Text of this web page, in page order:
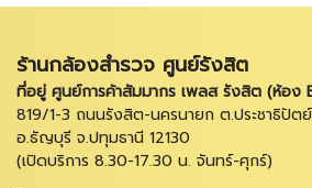
ร้านกล้องสำรวจ ศูนย์รังสิต
ที่อยู่ ศูนย์การค้าสัมมากร เพลส รังสิต (ห้อง
819/1-3 ถนนรังสิต-นครนายก ต.ประชาธิปัตย์
อ.ธัญบุรี จ.ปทุมธานี 12130
(เปิดบริการ 8.30-17.30 น. จันทร์-ศุกร์)